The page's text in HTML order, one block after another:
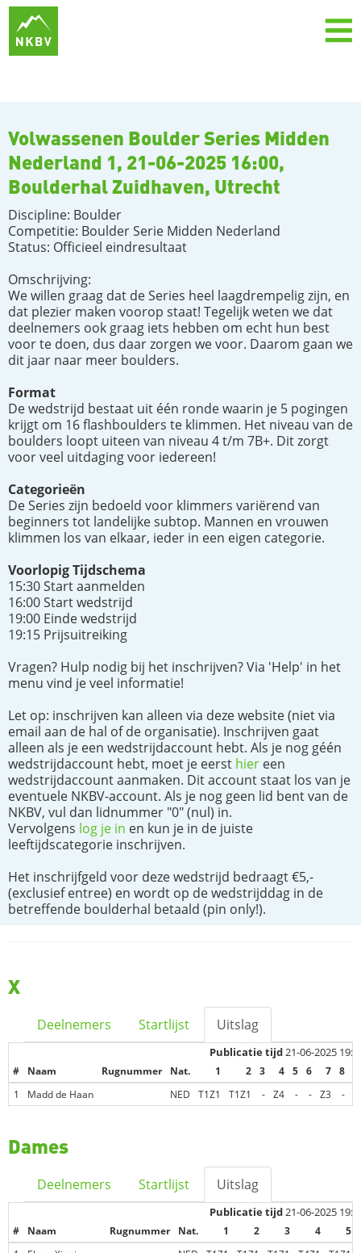
Volwassenen Boulder Series Midden
Nederland 1, 21-06-2025 16:00,
Boulderhal Zuidhaven, Utrecht
Discipline: Boulder
Competitie: Boulder Serie Midden Nederland
Status: Officieel eindresultaat
Omschrijving:
We willen graag dat de Series heel laagdrempelig zijn, en
dat plezier maken voorop staat! Tegelijk weten we dat
deelnemers ook graag iets hebben om echt hun best
voor te doen, dus daar zorgen we voor. Daarom gaan we
dit jaar naar meer boulders.
Format
De wedstrijd bestaat uit één ronde waarin je 5 pogingen
krijgt om 16 flashboulders te klimmen. Het niveau van de
boulders loopt uiteen van niveau 4 t/m 7B+. Dit zorgt
voor veel uitdaging voor iedereen!
Categorieën
De Series zijn bedoeld voor klimmers variërend van
beginners tot landelijke subtop. Mannen en vrouwen
klimmen los van elkaar, ieder in een eigen categorie.
Voorlopig Tijdschema
15:30 Start aanmelden
16:00 Start wedstrijd
19:00 Einde wedstrijd
19:15 Prijsuitreiking
Vragen? Hulp nodig bij het inschrijven? Via 'Help' in het
menu vind je veel informatie!
Let op: inschrijven kan alleen via deze website (niet via
email aan de hal of de organisatie). Inschrijven gaat
alleen als je een wedstrijdaccount hebt. Als je nog géén
wedstrijdaccount hebt, moet je eerst hier een
wedstrijdaccount aanmaken. Dit account staat los van je
eventuele NKBV-account. Als je nog geen lid bent van de
NKBV, vul dan lidnummer "0" (nul) in.
Vervolgens log je in en kun je in de juiste
leeftijdscategorie inschrijven.
Het inschrijfgeld voor deze wedstrijd bedraagt €5,-
(exclusief entree) en wordt op de wedstrijddag in de
betreffende boulderhal betaald (pin only!).
X
Deelnemers Startlijst Uitslag
Publicatie tijd21-06-2025
# Naam Rugnummer Nat. 1 2 3 4 5 6 7 8
1
Madd de Haan NED T1Z1 T1Z1 - Z4 - - Z3 -
Dames
Deelnemers Startlijst Uitslag
Publicatie tijd21-06-2025
# Naam Rugnummer Nat. 1 2 3 4
5